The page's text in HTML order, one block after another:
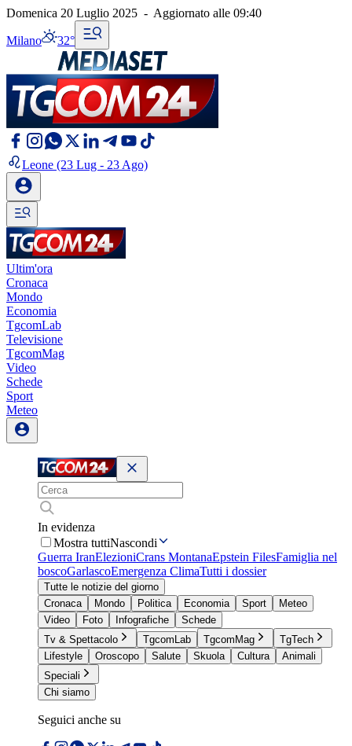
Domenica 20 Luglio 2025 - Aggiornato alle 09:40
Milano 32°
Leone (23 Lug - 23 Ago)
Ultim'ora
Cronaca
Mondo
Economia
TgcomLab
Televisione
TgcomMag
Video
Schede
Sport
Meteo
In evidenza
Mostra tuttiNascondi
Guerra IranElezioniCrans MontanaEpstein FilesFamiglia nel
boscoGarlascoEmergenza ClimaTutti i dossier
Tutte le notizie del giorno
Cronaca
Mondo Politica Economia Sport
Meteo
Video
Foto Infografiche
Schede
Tv & Spettacolo
TgcomLab TgcomMag
TgTech
Lifestyle
Oroscopo Salute Skuola Cultura
Animali
Speciali
Chi siamo
Seguici anche su